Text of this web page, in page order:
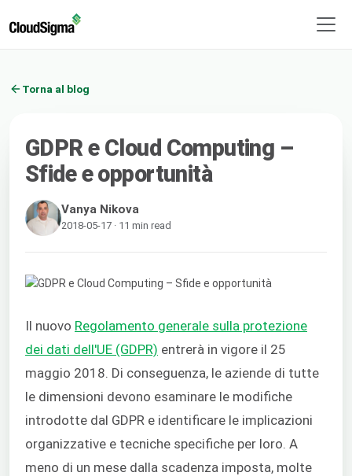
Torna al blog
GDPR e Cloud Computing –
Sfide e opportunità
Vanya Nikova
2018-05-17 · 11 min read
Il nuovo Regolamento generale sulla protezione
dei dati dell'UE (GDPR) entrerà in vigore il 25
maggio 2018. Di conseguenza, le aziende di tutte
le dimensioni devono esaminare le modifiche
introdotte dal GDPR e identificare le implicazioni
organizzative e tecniche specifiche per loro. A
meno di un mese dalla scadenza imposta, molte